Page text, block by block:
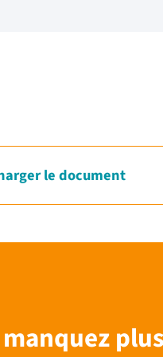
le document
manquez